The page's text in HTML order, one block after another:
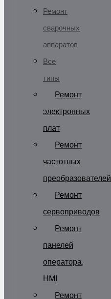
Ремонт
сварочных
аппаратов
Все
типы
Ремонт
электронных
плат
Ремонт
частотных
преобразователей
Ремонт
сервоприводов
Ремонт
панелей
оператора,
HMI
Ремонт